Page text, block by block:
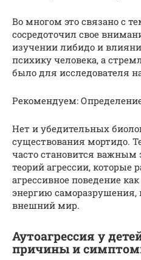
Во многом это связано с
сосредоточил свое
изучении либидо и
психику человека, а
было для исследователя
Рекомендуем:
Нет и убедительных
существования мортидо.
часто становится
теорий агрессии, которые
агрессивное поведение
энергию саморазрушения,
внешний мир.
Аутоагрессия у
причины и